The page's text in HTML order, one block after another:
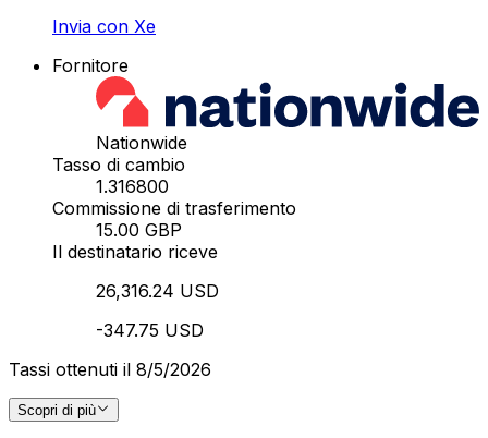
Invia con Xe
Fornitore
Nationwide
Tasso di cambio
1.316800
Commissione di trasferimento
15.00 GBP
Il destinatario riceve
26,316.24 USD
-347.75 USD
Tassi ottenuti il 8/5/2026
Scopri di più